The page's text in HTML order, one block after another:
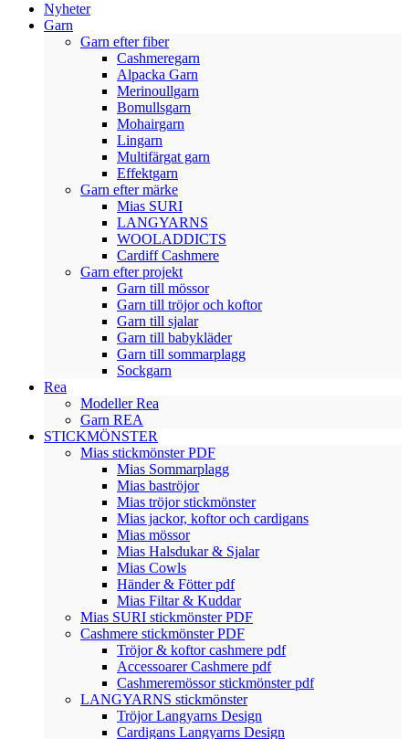
Nyheter
Garn
Garn efter fiber
Cashmeregarn
Alpacka Garn
Merinoullgarn
Bomullsgarn
Mohairgarn
Lingarn
Multifärgat garn
Effektgarn
Garn efter märke
Mias SURI
LANGYARNS
WOOLADDICTS
Cardiff Cashmere
Garn efter projekt
Garn till mössor
Garn till tröjor och koftor
Garn till sjalar
Garn till babykläder
Garn till sommarplagg
Sockgarn
Rea
Modeller Rea
Garn REA
STICKMÖNSTER
Mias stickmönster PDF
Mias Sommarplagg
Mias baströjor
Mias tröjor stickmönster
Mias jackor, koftor och cardigans
Mias mössor
Mias Halsdukar & Sjalar
Mias Cowls
Händer & Fötter pdf
Mias Filtar & Kuddar
Mias SURI stickmönster PDF
Cashmere stickmönster PDF
Tröjor & koftor cashmere pdf
Accessoarer Cashmere pdf
Cashmeremössor stickmönster pdf
LANGYARNS stickmönster
Tröjor Langyarns Design
Cardigans Langyarns Design